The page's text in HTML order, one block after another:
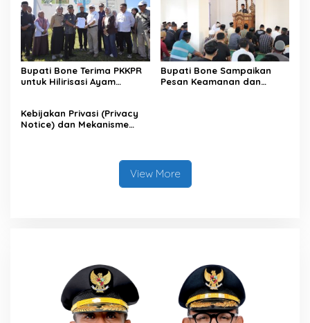
Bupati Bone Terima PKKPR
untuk Hilirisasi Ayam
Bupati Bone Sampaikan
Pesan Keamanan dan
Kebijakan Privasi (Privacy
Notice) dan Mekanisme
View More